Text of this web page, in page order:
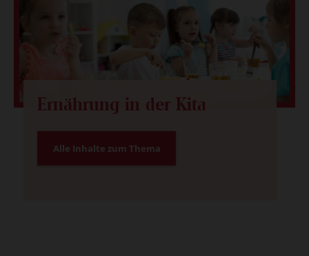
Ernährung in der Kita
Alle Inhalte zum Thema